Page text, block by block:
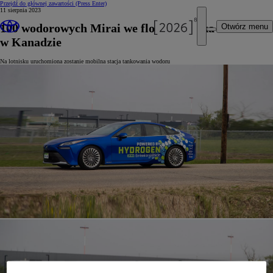
Przejdź do głównej zawartości (Press Enter)
Otwórz menu
11 sierpnia 2023
100 wodorowych Mirai we flocie lotniska Edmonton
w Kanadzie
Na lotnisku uruchomiona zostanie mobilna stacja tankowania wodoru